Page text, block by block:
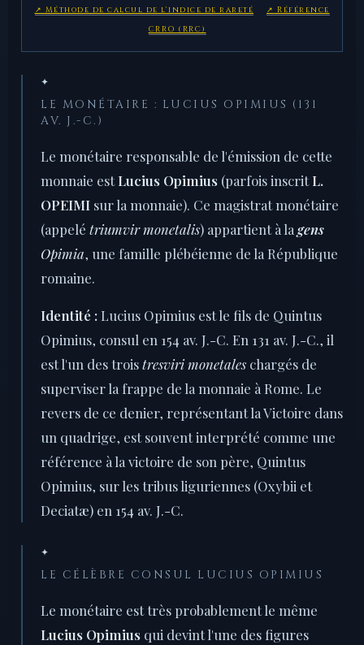
↗ Méthode de calcul de l'indice de rareté
↗ Référence
CRRO (RRC)
✦
LE MONÉTAIRE : LUCIUS OPIMIUS (131
AV. J.-C.)
Le monétaire responsable de l'émission de cette
monnaie estLucius Opimius (parfois inscritL.
OPEIMI sur la monnaie). Ce magistrat monétaire
(appelé triumvir monetalis) appartient à la gens
Opimia, une famille plébéienne de la République
romaine.
Identité : Lucius Opimius est le fils de Quintus
Opimius, consul en 154 av. J.-C. En 131 av. J.-C., il
est l'un des troistresviri monetales chargés de
superviser la frappe de la monnaie à Rome. Le
revers de ce denier, représentant la Victoire dans
un quadrige, est souvent interprété comme une
référence à la victoire de son père, Quintus
Opimius, sur les tribus liguriennes (Oxybii et
Deciatæ) en 154 av. J.-C.
✦
LE CÉLÈBRE CONSUL LUCIUS OPIMIUS
Le monétaire est très probablement le même
Lucius Opimius qui devint l'une des figures